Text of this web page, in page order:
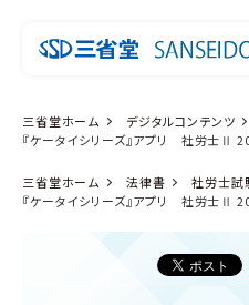
三省堂ホーム デジタルコンテンツ
『ケータイシリーズ』アプリ 社労士Ⅱ
三省堂ホーム 法律書
社労士試
『ケータイシリーズ』アプリ 社労士Ⅱ